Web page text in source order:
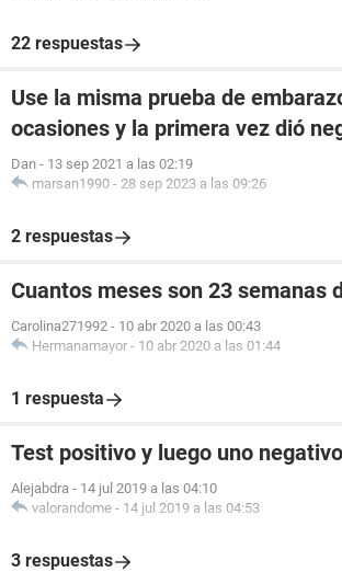
22 respuestas
Use la misma prueba de
ocasiones y la primera vez dió
Dan - 13 sep 2021 a las 02:19
marsan1990 - 28 sep 2023 a las 09:26
2 respuestas
Cuantos meses son 23 semanas
Carolina271992 - 10 abr 2020 a las 00:43
Hermanamayor - 10 abr 2020 a las 01:44
1 respuesta
Test positivo y luego uno negativo
Alejabdra - 14 jul 2019 a las 04:10
valorandome - 14 jul 2019 a las 04:53
3 respuestas